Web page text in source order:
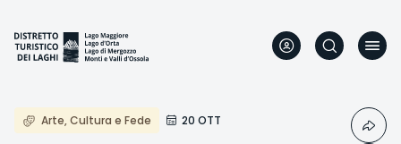
Inhalt
Arte, Cultura e Fede 20 OTT